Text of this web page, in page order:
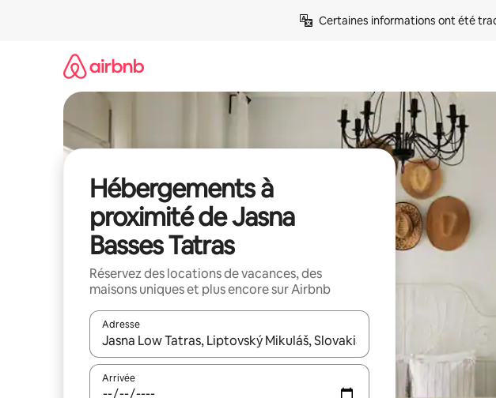
Certaines informations ont été
Hébergements à
proximité de Jasna
Basses Tatras
Réservez des locations de vacances, des
maisons uniques et plus encore sur Airbnb
Adresse
Lorsque les résultats s'affichent, utilisez les flèches vers le haut et vers le
Arrivée